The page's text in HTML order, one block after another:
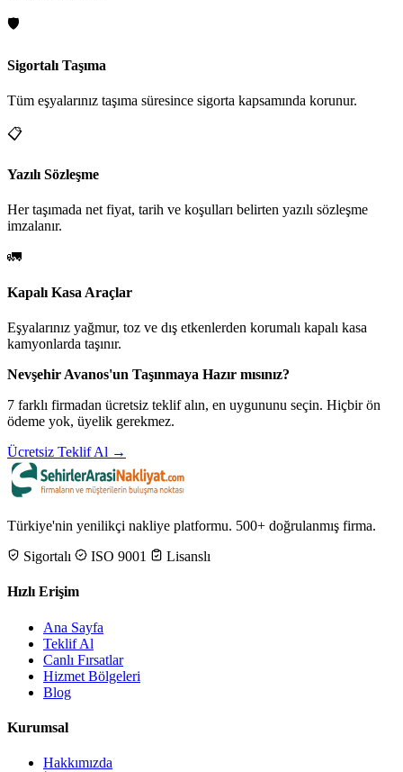
🛡️
Sigortalı Taşıma
Tüm eşyalarınız taşıma süresince sigorta kapsamında korunur.
📋
Yazılı Sözleşme
Her taşımada net fiyat, tarih ve koşulları belirten yazılı sözleşme
imzalanır.
🚛
Kapalı Kasa Araçlar
Eşyalarınız yağmur, toz ve dış etkenlerden korumalı kapalı kasa
kamyonlarda taşınır.
Nevşehir Avanos'un Taşınmaya Hazır mısınız?
7 farklı firmadan ücretsiz teklif alın, en uygununu seçin. Hiçbir ön
ödeme yok, üyelik gerekmez.
Ücretsiz Teklif Al →
Türkiye'nin yenilikçi nakliye platformu. 500+ doğrulanmış firma.
Sigortalı
ISO 9001 Lisanslı
Hızlı Erişim
Ana Sayfa
Teklif Al
Canlı Fırsatlar
Hizmet Bölgeleri
Blog
Kurumsal
Hakkımızda